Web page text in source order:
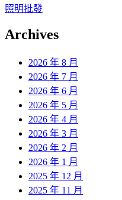
導
覽
文
照明批發
Archives
2026 年 8 月
2026 年 7 月
2026 年 6 月
2026 年 5 月
2026 年 4 月
2026 年 3 月
2026 年 2 月
2026 年 1 月
2025 年 12 月
2025 年 11 月